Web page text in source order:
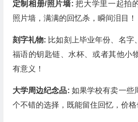
定制相册/照片墙:把大学里一起拍
照片墙，满满的回忆杀，瞬间泪目！
刻字礼物: 比如刻上毕业年份、名字
福语的钥匙链、水杯、或者其他小
有意义！
大学周边纪念品: 如果学校有卖一些
个不错的选择，既能留住回忆，价格